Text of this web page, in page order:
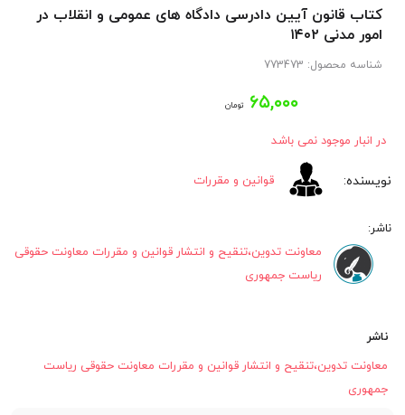
کتاب قانون آیین دادرسی دادگاه های عمومی و انقلاب در
امور مدنی ۱۴۰۲
شناسه محصول: 773473
۶۵,۰۰۰ تومان
در انبار موجود نمی باشد
قوانین و مقررات
معاونت تدوین،تنقیح و انتشار قوانین و مقررات معاونت حقوقی
ریاست جمهوری
ناشر
معاونت تدوین،تنقیح و انتشار قوانین و مقررات معاونت حقوقی ریاست
جمهوری